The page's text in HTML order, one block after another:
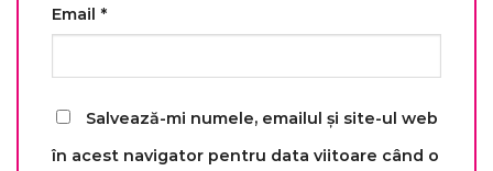
Email *
Salvează-mi numele, emailul și site-ul web
în acest navigator pentru data viitoare când o